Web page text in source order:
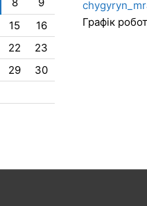
15
16
22
23
29
30
Графік